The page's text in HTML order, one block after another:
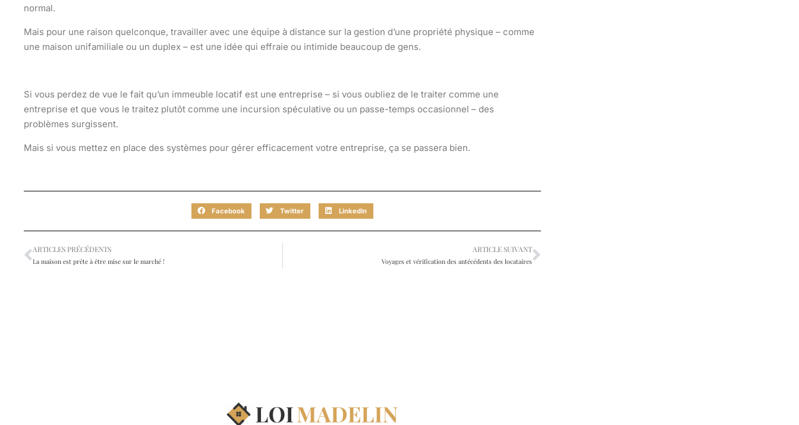
normal.
Mais pour une raison quelconque, travailler avec une équipe à distance sur la gestion d’une propriété physique – comme
une maison unifamiliale ou un duplex – est une idée qui effraie ou intimide beaucoup de gens.
Si vous perdez de vue le fait qu’un immeuble locatif est une entreprise – si vous oubliez de le traiter comme une
entreprise et que vous le traitez plutôt comme une incursion spéculative ou un passe-temps occasionnel – des
problèmes surgissent.
Mais si vous mettez en place des systèmes pour gérer efficacement votre entreprise, ça se passera bien.
Facebook Twitter LinkedIn
ARTICLES PRÉCÉDENTS
La maison est prête à être mise sur le marché !
ARTICLE SUIVANT
Voyages et vérification des antécédents des locataires